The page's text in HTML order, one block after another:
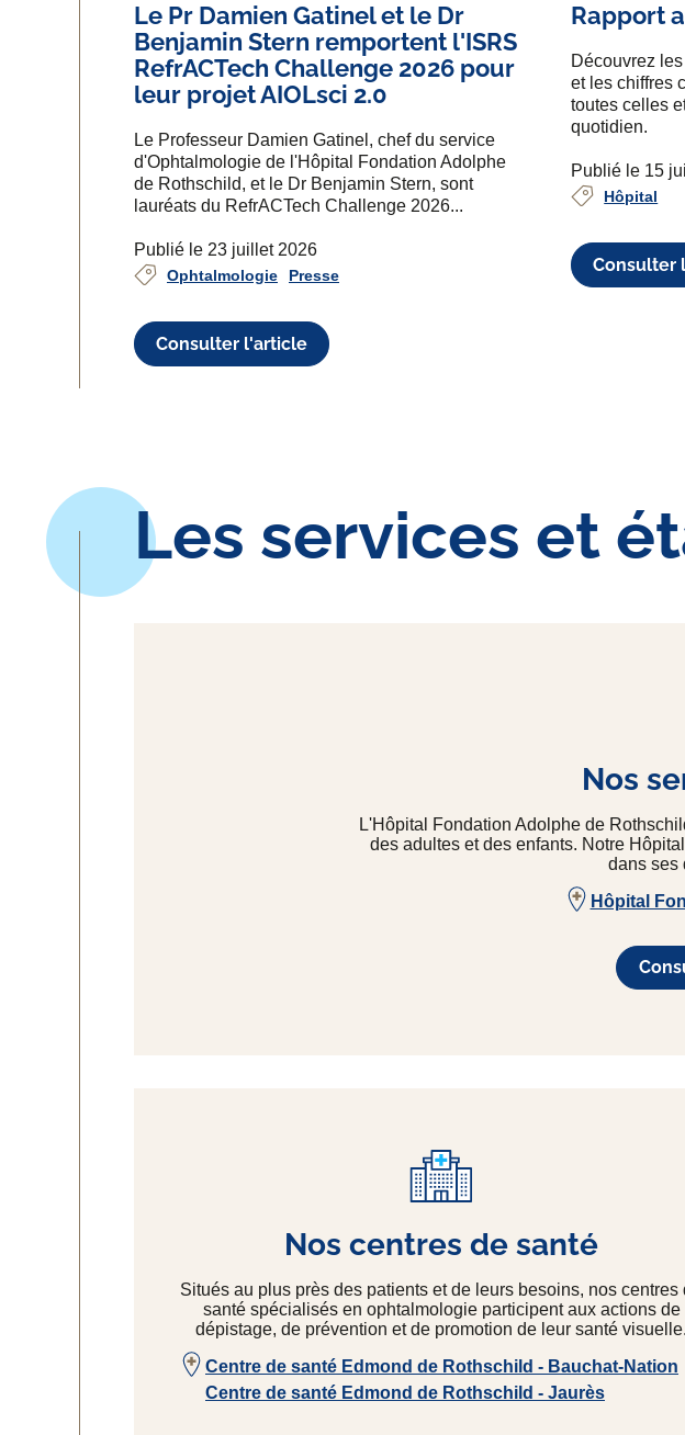
Le Pr Damien Gatinel et le Dr
Benjamin Stern remportent l'ISRS
RefrACTech Challenge 2026 pour
leur projet AIOLsci 2.0
Le Professeur Damien Gatinel, chef du service
d'Ophtalmologie de l'Hôpital Fondation Adolphe
de Rothschild, et le Dr Benjamin Stern, sont
lauréats du RefrACTech Challenge 2026...
Publié le 23 juillet 2026
Ophtalmologie Presse
Consulter l'article
Rapport
Découvrez
et les chiffres
toutes celles
quotidien.
Publié le 15
Hôpital
Consulter
Les services et
Nos
L'Hôpital Fondation Adolphe de
des adultes et des enfants. Notre
dans ses
Hôpital
Nos centres de santé
Situés au plus près des patients et de leurs besoins, nos centres
santé spécialisés en ophtalmologie participent aux actions de
dépistage, de prévention et de promotion de leur santé visuelle.
Centre de santé Edmond de Rothschild - Bauchat-Nation
Centre de santé Edmond de Rothschild - Jaurès